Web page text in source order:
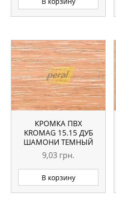
КРОМКА ПВХ
KROMAG 15.15 ДУБ
ШАМОНИ ТЕМНЫЙ
22×0,6 ММ
9,03 грн.
В корзину